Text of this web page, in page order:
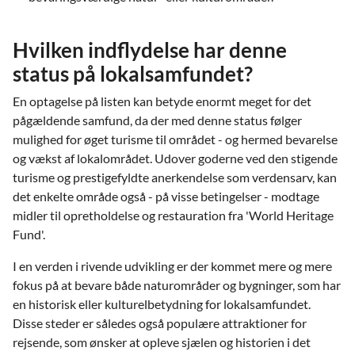
Hvilken indflydelse har denne
status på lokalsamfundet?
En optagelse på listen kan betyde enormt meget for det
pågældende samfund, da der med denne status følger
mulighed for øget turisme til området - og hermed bevarelse
og vækst af lokalområdet. Udover goderne ved den stigende
turisme og prestigefyldte anerkendelse som verdensarv, kan
det enkelte område også - på visse betingelser - modtage
midler til opretholdelse og restauration fra 'World Heritage
Fund'.
I en verden i rivende udvikling er der kommet mere og mere
fokus på at bevare både naturområder og bygninger, som har
en historisk eller kulturelbetydning for lokalsamfundet.
Disse steder er således også populære attraktioner for
rejsende, som ønsker at opleve sjælen og historien i det